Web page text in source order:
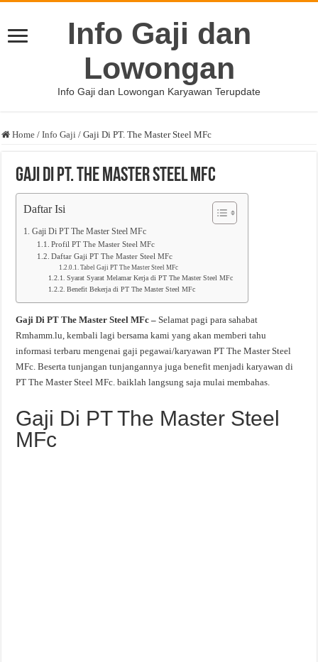
Info Gaji dan
Lowongan
Info Gaji dan Lowongan Karyawan Terupdate
Home / Info Gaji / Gaji Di PT. The Master Steel MFc
Gaji Di PT. The Master Steel MFc
Daftar Isi
Gaji Di PT The Master Steel MFc
Profil PT The Master Steel MFc
Daftar Gaji PT The Master Steel MFc
Tabel Gaji PT The Master Steel MFc
Syarat Syarat Melamar Kerja di PT The Master Steel MFc
Benefit Bekerja di PT The Master Steel MFc
Gaji Di PT The Master Steel MFc –Selamat pagi para sahabat
Rmhamm.lu, kembali lagi bersama kami yang akan memberi tahu
informasi terbaru mengenai gaji pegawai/karyawan PT The Master Steel
MFc. Beserta tunjangan tunjangannya juga benefit menjadi karyawan di
PT The Master Steel MFc. baiklah langsung saja mulai membahas.
Gaji Di PT The Master Steel
MFc